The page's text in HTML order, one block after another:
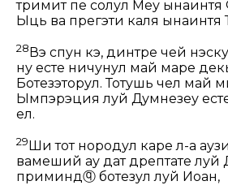
тримит пе солул Меу ынаинтя
Ыць ва прегэти каля ынаинтя
28Вэ спун кэ, динтре чей
ну есте ничунул май маре
Ботезэторул. Тотушь чел май
Ымпэрэция луй Думнезеу
ел.
29 Ши тот нородул каре л-а
вамеший ау дат дрептате луй
приминдⓠ ботезул луй Иоан,